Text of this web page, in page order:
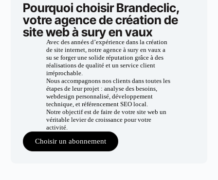
Pourquoi choisir Brandeclic,
votre agence de création de
site web à sury en vaux
Avec des années d’expérience dans la création
de site internet, notre agence à sury en vaux a
su se forger une solide réputation grâce à des
réalisations de qualité et un service client
irréprochable.
Nous accompagnons nos clients dans toutes les
étapes de leur projet : analyse des besoins,
webdesign personnalisé, développement
technique, et référencement SEO local.
Notre objectif est de faire de votre site web un
véritable levier de croissance pour votre
activité.
Choisir un abonnement